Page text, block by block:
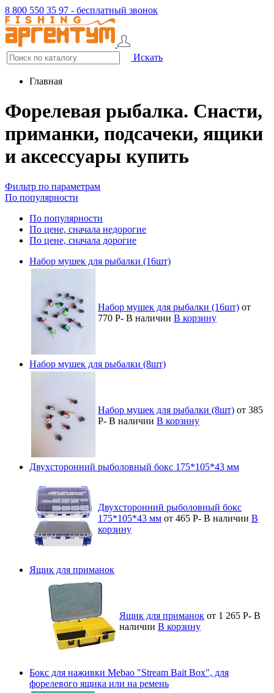
8 800 550 35 97 - бесплатный звонок
Искать
Главная
Форелевая рыбалка. Снасти,
приманки, подсачеки, ящики
и аксессуары купить
Фильтр по параметрам
По популярности
По популярности
По цене, сначала недорогие
По цене, сначала дорогие
Набор мушек для рыбалки (16шт)
Набор мушек для рыбалки (16шт) от
770 Р- В наличии В корзину
Набор мушек для рыбалки (8шт)
Набор мушек для рыбалки (8шт) от 385
Р- В наличии В корзину
Двухсторонний рыболовный бокс 175*105*43 мм
Двухсторонний рыболовный бокс
175*105*43 мм от 465 Р- В наличии В
корзину
Ящик для приманок
Ящик для приманок от 1 265 Р- В
наличии В корзину
Бокс для наживки Mebao "Stream Bait Box", для
форелевого ящика или на ремень